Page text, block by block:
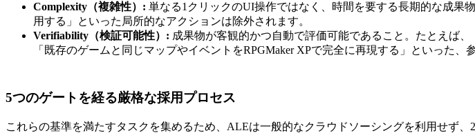
Complexity（複雑性）: 単なる1クリックのUI操作ではなく、時間を要する長期的な成果
用する」といった局所的なアクションは除外されます。
Verifiability（検証可能性）: 成果物が客観的かつ自動で評価可能であること。たとえば
「既存のゲームと同じマップやイベントをRPGMaker XPで完全に再現する」といった、
5つのゲートを経る厳格な採用プロセス
これらの基準を満たすタスクを集めるため、ALEは一般的なクラウドソーシングを利用せず